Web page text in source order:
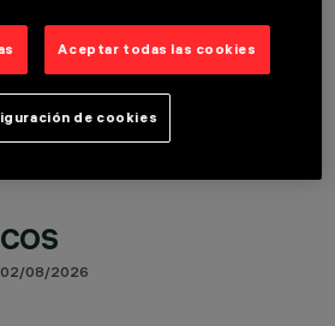
OPCIONALES
02/08/2026
Aceptar todas las cookies
de cookies